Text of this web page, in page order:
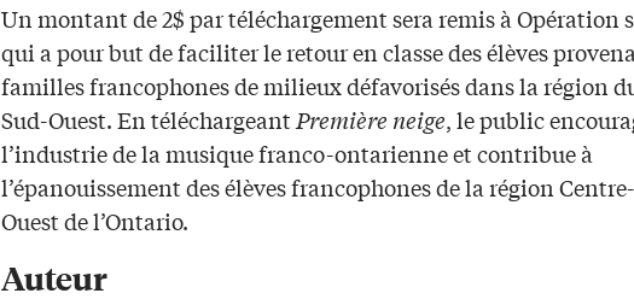
Un montant de 2$ par téléchargement sera remis à Opération
qui a pour but de faciliter le retour en classe des élèves
familles francophones de milieux défavorisés dans la région
Sud-Ouest. En téléchargeantPremière neige, le public
l’industrie de la musique franco-ontarienne et contribue à
l’épanouissement des élèves francophones de la région
Ouest de l’Ontario.
Auteur